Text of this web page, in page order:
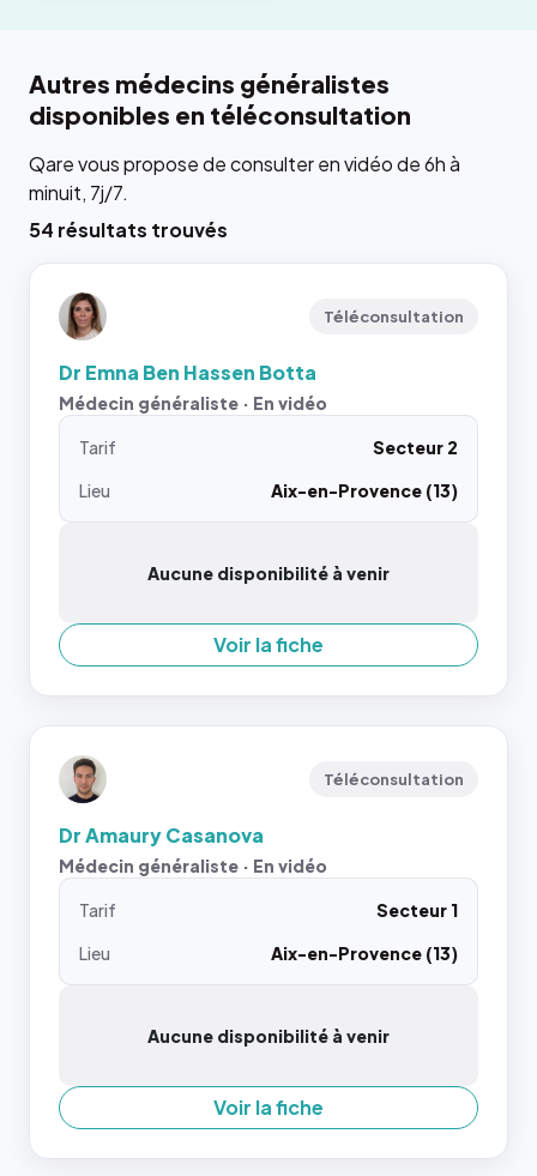
Autres médecins généralistes
disponibles en téléconsultation
Qare vous propose de consulter en vidéo de 6h à
minuit, 7j/7.
54 résultats trouvés
Téléconsultation
Dr Emna Ben Hassen Botta
Médecin généraliste · En vidéo
Tarif
Secteur 2
Lieu
Aix-en-Provence (13)
Aucune disponibilité à venir
Voir la fiche
Téléconsultation
Dr Amaury Casanova
Médecin généraliste · En vidéo
Tarif
Secteur 1
Lieu
Aix-en-Provence (13)
Aucune disponibilité à venir
Voir la fiche